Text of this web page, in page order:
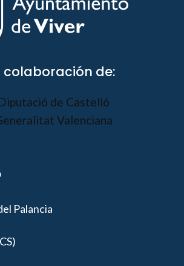
colaboración de:
Palancia